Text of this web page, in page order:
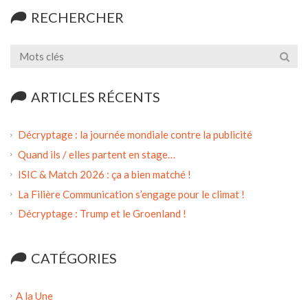
RECHERCHER
ARTICLES RÉCENTS
Décryptage : la journée mondiale contre la publicité
Quand ils / elles partent en stage…
ISIC & Match 2026 : ça a bien matché !
La Filière Communication s’engage pour le climat !
Décryptage : Trump et le Groenland !
CATÉGORIES
A la Une